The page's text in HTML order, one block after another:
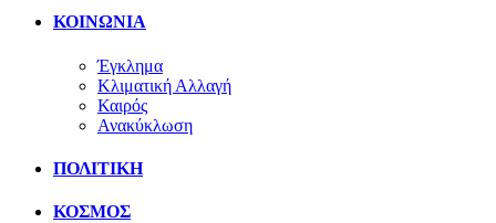
ΚΟΙΝΩΝΙΑ
Έγκλημα
Κλιματική Αλλαγή
Καιρός
Ανακύκλωση
ΠΟΛΙΤΙΚΗ
ΚΟΣΜΟΣ